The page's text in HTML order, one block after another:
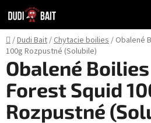
na
obsah
Domov
/Dudi Bait/Chytacie boilies/ Obalené
100g Rozpustné (Solubile)
Obalené
Forest Squid
Rozpustné